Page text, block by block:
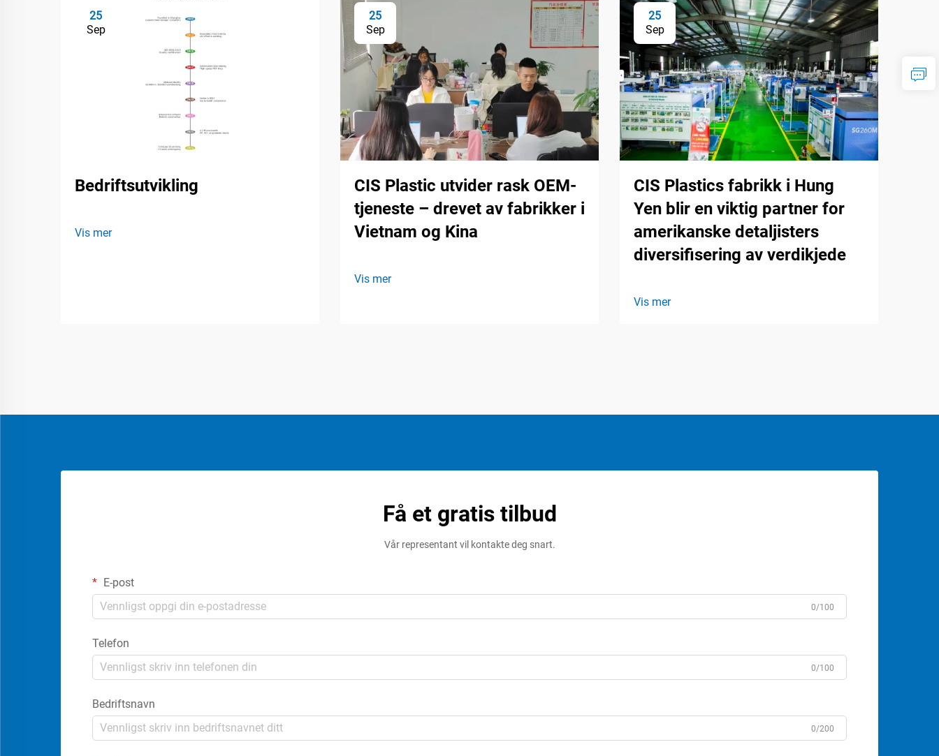
25
Sep
Bedriftsutvikling
Vis mer
25
Sep
CIS Plastic utvider rask OEM-
tjeneste – drevet av fabrikker i
Vietnam og Kina
Vis mer
25
Sep
CIS Plastics fabrikk i Hung
Yen blir en viktig partner for
amerikanske detaljisters
diversifisering av verdikjede
Vis mer
Få et gratis tilbud
Vår representant vil kontakte deg snart.
E-post
0/100
Telefon
0/100
Bedriftsnavn
0/200